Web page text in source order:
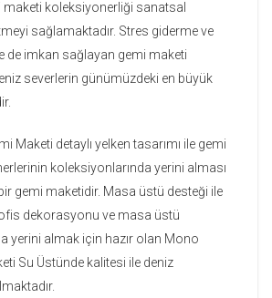
maketi koleksiyonerliği sanatsal
sağlamaktadır. Stres giderme ve
de imkan sağlayan gemi maketi
severlerin günümüzdeki en büyük
Maketi detaylı yelken tasarımı ile gemi
koleksiyonlarında yerini alması
gemi maketidir. Masa üstü desteği ile
dekorasyonu ve masa üstü
yerini almak için hazır olan Mono
Su Üstünde kalitesi ile deniz